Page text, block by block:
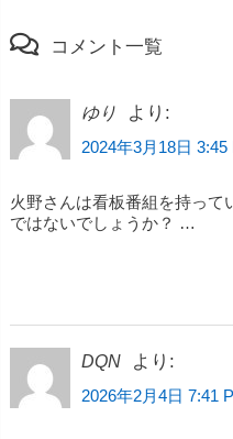
コメント一覧
ゆり より:
2024年3月18日 3:45
火野さんは看板番組を持って
ではないでしょうか？ …
DQN より:
2026年2月4日 7:41